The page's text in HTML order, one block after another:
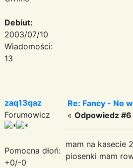
Debiut:
2003/07/10
Wiadomości:
13
zaq13qaz
Forumowicz
Pomocna dłoń:
+0/-0
Re: Fancy - No
« Odpowiedz #6
mam na kasecie
piosenki mam